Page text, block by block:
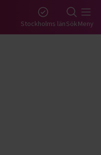
Stockholms länSökMeny